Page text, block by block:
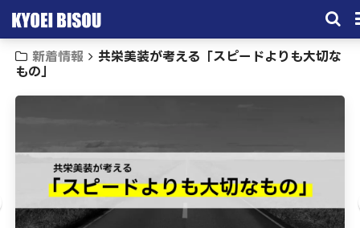
サービス
会社概要
お問い合わせ
新着情報
共栄美装が考える「スピードよりも大切な
もの」